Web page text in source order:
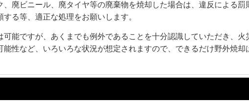
廃ビニール、廃タイヤ等の廃棄物を焼却した場合は、違反による
る等、適正な処理をお願いします。
能ですが、あくまでも例外であることを十分認識していただき、
性など、いろいろな状況が想定されますので、できるだけ野外焼却